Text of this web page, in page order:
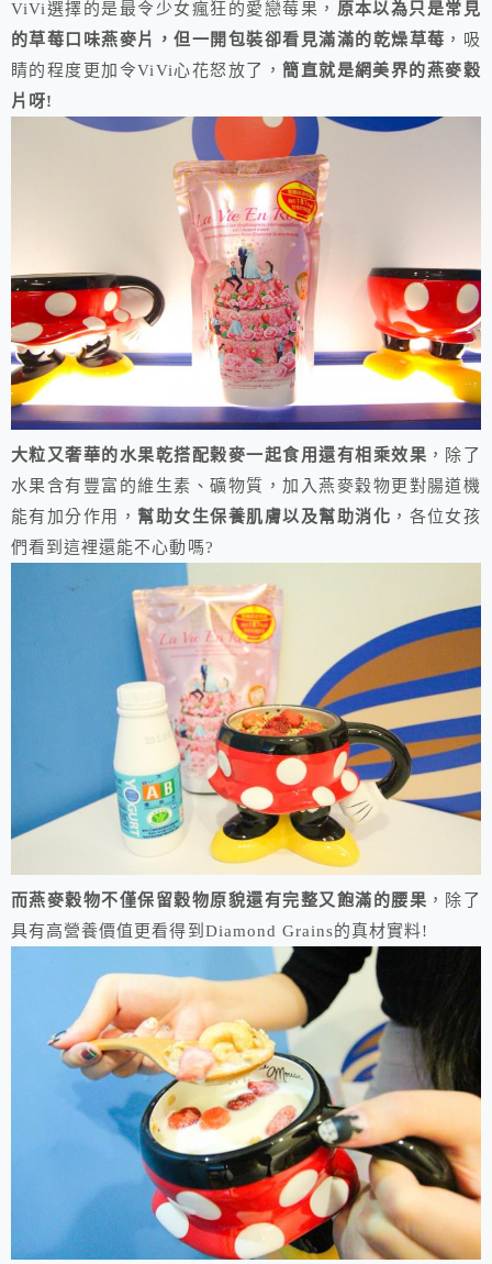
ViVi選擇的是最令少女瘋狂的愛戀莓果， 原本以為只是常見
的草莓口味燕麥片，但一開包裝卻看見滿滿的乾燥草莓 ，吸
睛的程度更加令ViVi心花怒放了，簡直就是網美界的燕麥穀
片呀!
大粒又奢華的水果乾搭配榖麥一起食用還有相乘效果 ，除了
水果含有豐富的維生素、礦物質，加入燕麥穀物更對腸道機
能有加分作用， 幫助女生保養肌膚以及幫助消化 ，各位女孩
們看到這裡還能不心動嗎?
而燕麥穀物不僅保留穀物原貌還有完整又飽滿的腰果 ，除了
具有高營養價值更看得到Diamond Grains的真材實料!